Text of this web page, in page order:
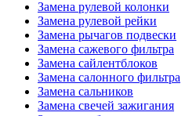
Замена рулевой колонки
Замена рулевой рейки
Замена рычагов подвески
Замена сажевого фильтра
Замена сайлентблоков
Замена салонного фильтра
Замена сальников
Замена свечей зажигания